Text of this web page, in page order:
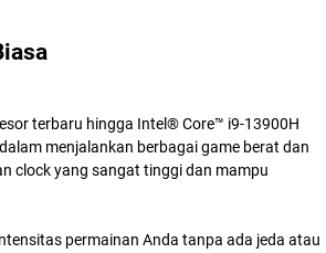
terbaru hingga Intel® Core™ i9-13900H
menjalankan berbagai game berat dan
clock yang sangat tinggi dan mampu
permainan Anda tanpa ada jeda atau